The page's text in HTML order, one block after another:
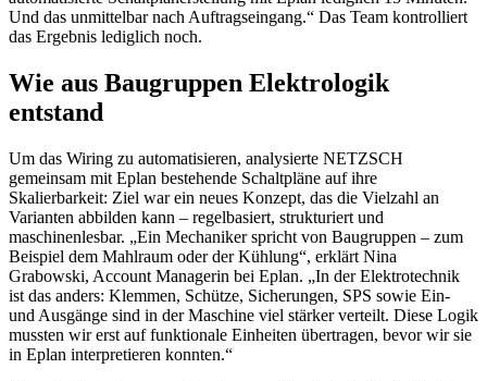
Und das unmittelbar nach Auftragseingang.“ Das Team kontrolliert
das Ergebnis lediglich noch.
Wie aus Baugruppen Elektrologik
entstand
Um das Wiring zu automatisieren, analysierte NETZSCH
gemeinsam mit Eplan bestehende Schaltpläne auf ihre
Skalierbarkeit: Ziel war ein neues Konzept, das die Vielzahl an
Varianten abbilden kann – regelbasiert, strukturiert und
maschinenlesbar. „Ein Mechaniker spricht von Baugruppen – zum
Beispiel dem Mahlraum oder der Kühlung“, erklärt Nina
Grabowski, Account Managerin bei Eplan. „In der Elektrotechnik
ist das anders: Klemmen, Schütze, Sicherungen, SPS sowie Ein-
und Ausgänge sind in der Maschine viel stärker verteilt. Diese Logik
mussten wir erst auf funktionale Einheiten übertragen, bevor wir sie
in Eplan interpretieren konnten.“